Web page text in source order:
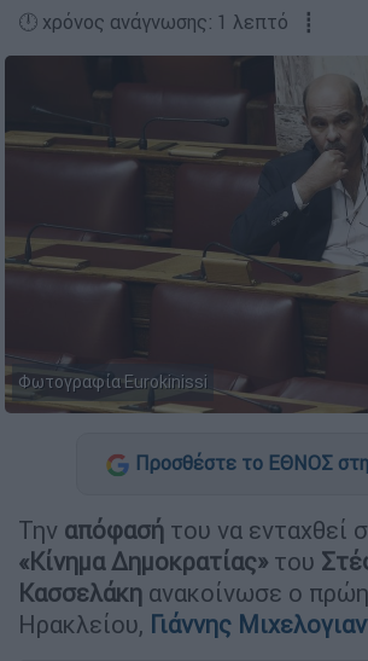
🕛 χρόνος ανάγνωσης: 1 λεπτό ┋
Φωτογραφία Εurokinissi
Προσθέστε το ΕΘΝΟΣ
Την απόφασή του να ενταχθεί
«Κίνημα Δημοκρατίας» του
Κασσελάκη ανακοίνωσε ο
Ηρακλείου, Γιάννης